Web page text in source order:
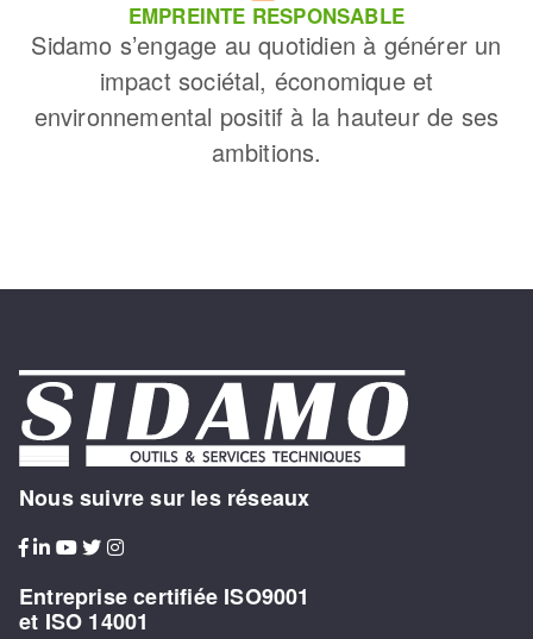
EMPREINTE RESPONSABLE
Sidamo s’engage au quotidien à générer un
impact sociétal, économique et
environnemental positif à la hauteur de ses
ambitions.
Nous suivre sur les réseaux
Entreprise certifiée ISO9001
et ISO 14001